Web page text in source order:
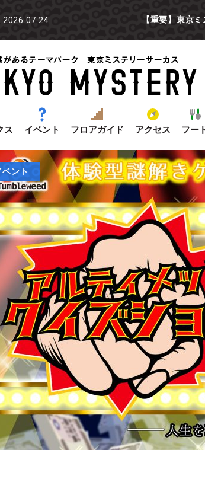
2026.07.24 【重要】東京
ス イベント フロアガイド アクセス フー
ント